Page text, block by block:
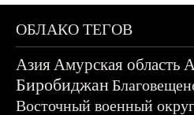
ОБЛАКО ТЕГОВ
АзияАмурская область
Биробиджан
Восточный военный округ